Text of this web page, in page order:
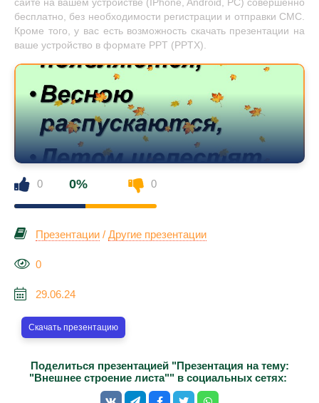
сайте на вашем устройстве (IPhone, Android, PC) совершенно
бесплатно, без необходимости регистрации и отправки СМС.
Кроме того, у вас есть возможность скачать презентации на
ваше устройство в формате PPT (PPTX).
0 0% 0
Презентации / Другие презентации
0
29.06.24
Скачать презентацию
Поделиться презентацией "Презентация на тему:
"Внешнее строение листа"" в социальных сетях: